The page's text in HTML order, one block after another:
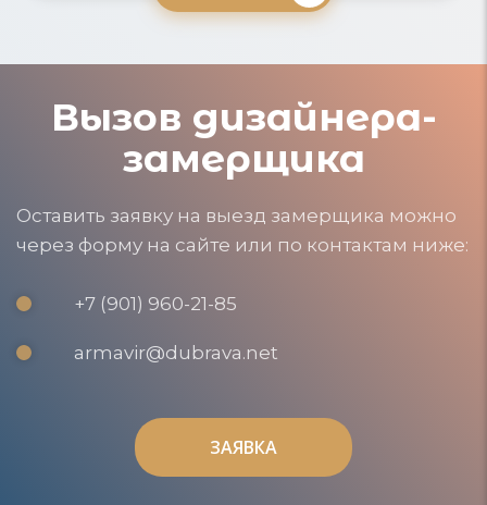
Вызов дизайнера-
замерщика
Оставить заявку на выезд замерщика можно
через форму на сайте или по контактам ниже:
+7 (901) 960-21-85
armavir@dubrava.net
ЗАЯВКА
ЗАЯВКА